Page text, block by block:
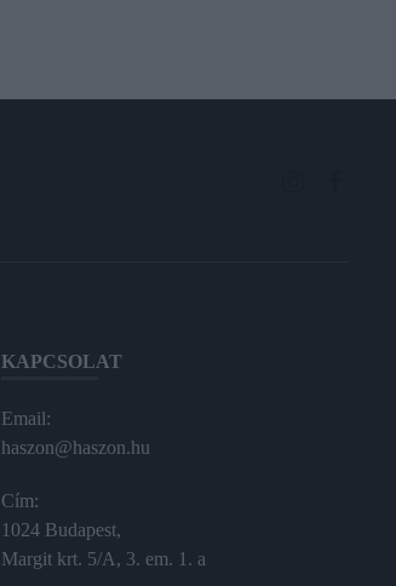
KAPCSOLAT
Email:
haszon@haszon.hu
Cím:
1024 Budapest,
Margit krt. 5/A, 3. em. 1. a